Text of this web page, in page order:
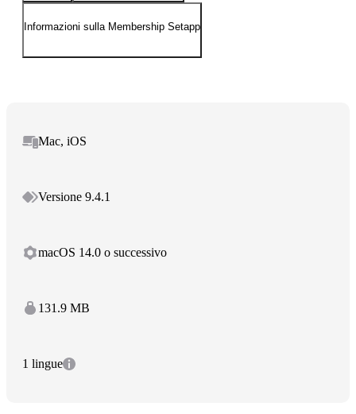
Informazioni sulla Membership Setapp
Mac, iOS
Versione 9.4.1
macOS 14.0 o successivo
131.9 MB
1 lingue